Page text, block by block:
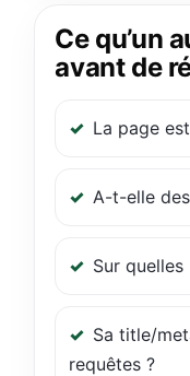
Ce qu’un
avant de
La page
A-t-elle
Sur
Sa title/
requêtes ?